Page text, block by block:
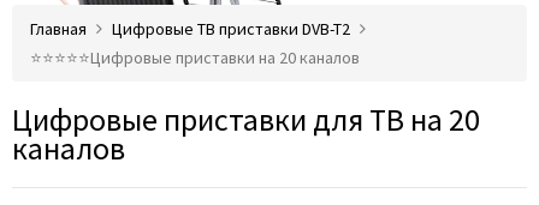
Главная
Цифровые ТВ приставки DVB-T2
⭐️⭐️⭐️⭐️⭐️Цифровые приставки на 20 каналов
Цифровые приставки для ТВ на 20
каналов